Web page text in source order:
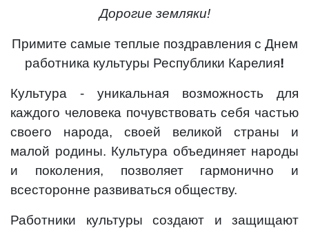
Дорогие земляки!
Примите самые теплые поздравления с Днем
работника культуры Республики Карелия!
Культура - уникальная возможность для
каждого человека почувствовать себя частью
своего народа, своей великой страны и
малой родины. Культура объединяет народы
и поколения, позволяет гармонично и
всесторонне развиваться обществу.
Работники культуры создают и защищают